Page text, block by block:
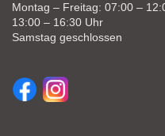
Montag – Freitag: 07:00 –
13:00 – 16:30 Uhr
Samstag geschlossen